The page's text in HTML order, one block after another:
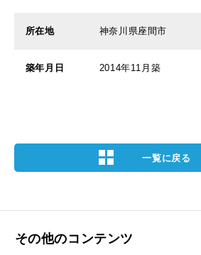
所在地 神奈川県座間市
築年月日 2014年11月築
一覧に戻る
その他のコンテンツ